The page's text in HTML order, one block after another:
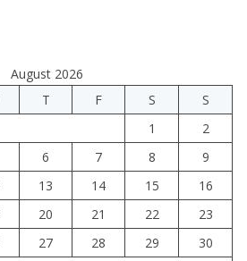
August 2026
T F S
S
1
2
6 7 8
9
13 14 15
16
20 21 22
23
27 28 29
30